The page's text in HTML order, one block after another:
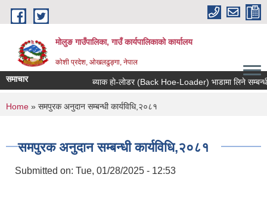
Skip to main content
मोलुङ गाउँपालिका, गाउँ कार्यपालिकाको कार्यालय
कोशी प्रदेश, ओखलढुङ्गा, नेपाल
समाचार ब्याक हाे-लाेडर (Back Hoe-Loader) भाडामा लिने सम्बन्धी
You are here
Home » समपुरक अनुदान सम्बन्धी कार्यविधि,२०८१
समपुरक अनुदान सम्बन्धी कार्यविधि,२०८१
Submitted on: Tue, 01/28/2025 - 12:53